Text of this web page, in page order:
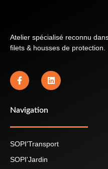
Atelier spécialisé reconnu
filets & housses de protection.
Navigation
SOPI'Transport
SOPI'Jardin